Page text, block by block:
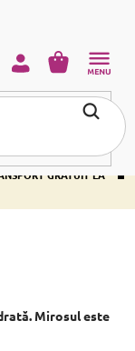
•
TRANSPORT
GRATUIT LA
COŞ
Mirosul este